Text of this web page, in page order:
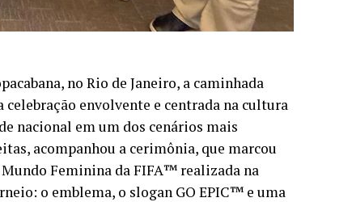
no Rio de Janeiro, a caminhada
envolvente e centrada na cultura
nacional em um dos cenários mais
acompanhou a cerimônia, que marcou
Feminina da FIFA™️ realizada na
o emblema, o slogan GO EPIC™️ e uma